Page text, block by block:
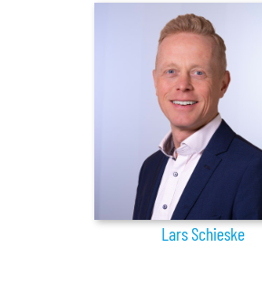
Lars Schieske